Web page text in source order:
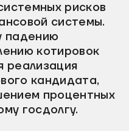
рисков
системы.
падению
котировок
реализация
кандидата,
процентных
госдолгу.